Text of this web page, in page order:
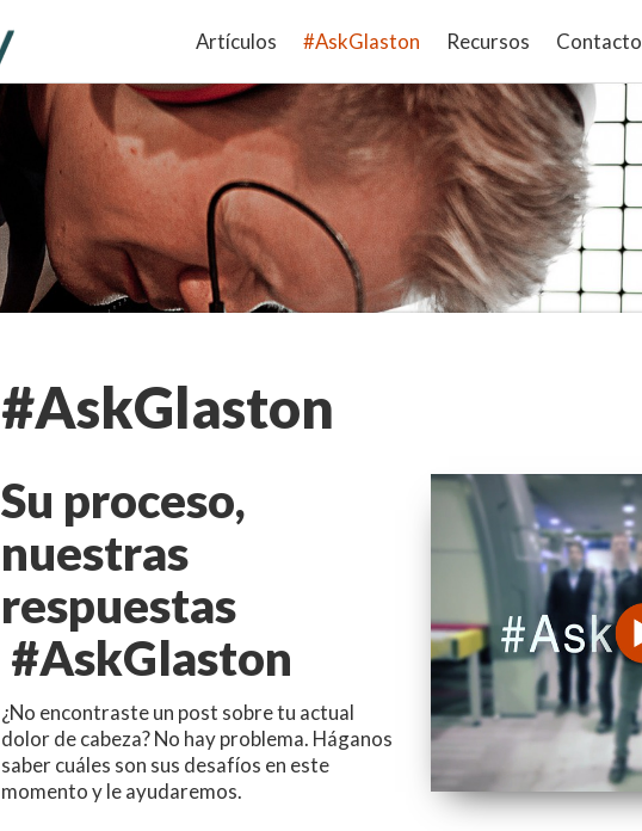
Artículos #AskGlaston Recursos Contacto
#AskGlaston
Su proceso,
nuestras
respuestas
#AskGlaston
¿No encontraste un post sobre tu actual
dolor de cabeza? No hay problema. Háganos
saber cuáles son sus desafíos en este
momento y le ayudaremos.